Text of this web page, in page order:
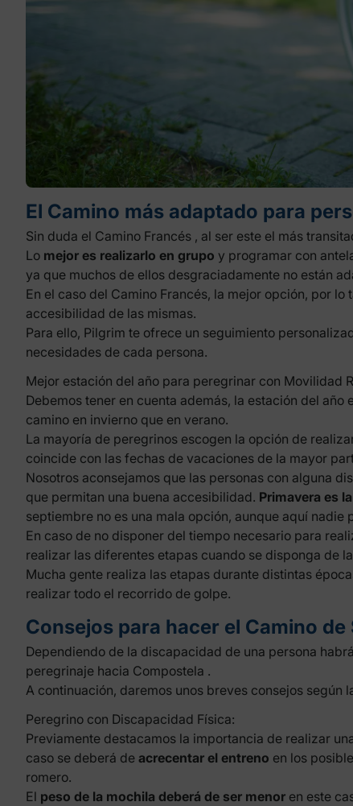
El Camino más adaptado para
Sin duda el Camino Francés , al ser este el más
Lo mejor es realizarlo en grupo y programar con
ya que muchos de ellos desgraciadamente no están
En el caso del Camino Francés, la mejor opción, por
accesibilidad de las mismas.
Para ello, Pilgrim te ofrece un seguimiento
necesidades de cada persona.
Mejor estación del año para peregrinar con Movilidad
Debemos tener en cuenta además, la estación del
camino en invierno que en verano.
La mayoría de peregrinos escogen la opción de
coincide con las fechas de vacaciones de la mayor
Nosotros aconsejamos que las personas con alguna
que permitan una buena accesibilidad. Primavera es
septiembre no es una mala opción, aunque aquí
En caso de no disponer del tiempo necesario para
realizar las diferentes etapas cuando se disponga de
Mucha gente realiza las etapas durante distintas
realizar todo el recorrido de golpe.
Consejos para hacer el Camino
Dependiendo de la discapacidad de una persona
peregrinaje hacia Compostela .
A continuación, daremos unos breves consejos según
Peregrino con Discapacidad Física:
Previamente destacamos la importancia de realizar
caso se deberá de acrecentar el entreno en los
romero.
El peso de la mochila deberá de ser menor en este